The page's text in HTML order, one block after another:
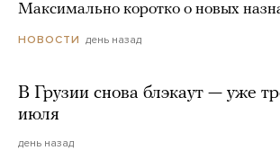
Максимально коротко о новых
НОВОСТИ день назад
В Грузии снова блэкаут — уже
июля
день назад